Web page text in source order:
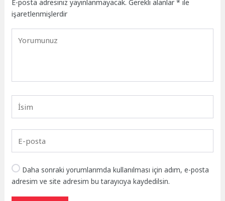
E-posta adresiniz yayınlanmayacak. Gerekli alanlar* ile
işaretlenmişlerdir
Daha sonraki yorumlarımda kullanılması için adım, e-posta
adresim ve site adresim bu tarayıcıya kaydedilsin.